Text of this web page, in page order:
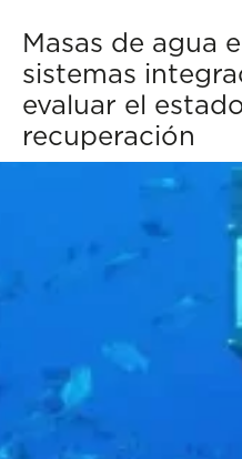
Masas de agua
sistemas
evaluar el
recuperación